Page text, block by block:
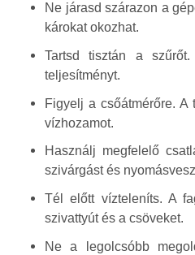
Ne járasd szárazon a
károkat okozhat.
Tartsd tisztán a
teljesítményt.
Figyelj a csőátmérőre. A
vízhozamot.
Használj megfelelő
szivárgást és
Tél előtt vízteleníts. A
szivattyút és a csöveket.
Ne a legolcsóbb